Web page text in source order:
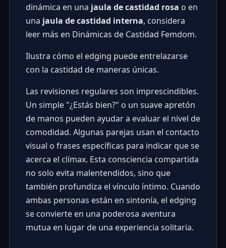
dinámica en una jaula de castidad rosa o en
una jaula de castidad interna, considera
leer más en Dinámicas de Castidad Femdom.
Ilustra cómo el edging puede entrelazarse
con la castidad de maneras únicas.
Las revisiones regulares son imprescindibles.
Un simple "¿Estás bien?" o un suave apretón
de manos pueden ayudar a evaluar el nivel de
comodidad. Algunas parejas usan el contacto
visual o frases específicas para indicar que se
acerca el clímax. Esta consciencia compartida
no solo evita malentendidos, sino que
también profundiza el vínculo íntimo. Cuando
ambas personas están en sintonía, el edging
se convierte en una poderosa aventura
mutua en lugar de una experiencia solitaria.